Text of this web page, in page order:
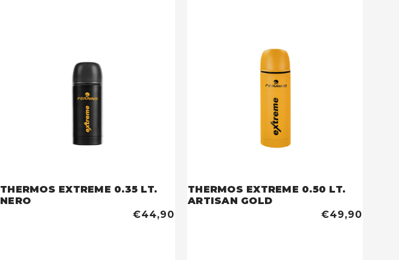
THERMOS EXTREME 0.35 LT.
NERO
€44,90
THERMOS EXTREME 0.50 LT.
ARTISAN GOLD
€49,90